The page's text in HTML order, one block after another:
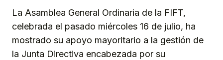
La Asamblea General Ordinaria de la FIFT,
celebrada el pasado miércoles 16 de julio, ha
mostrado su apoyo mayoritario a la gestión de
la Junta Directiva encabezada por su